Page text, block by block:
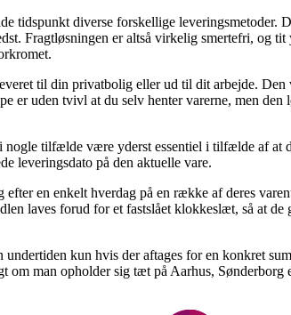
tidspunkt diverse forskellige leveringsmetoder.
Fragtløsningen er altså virkelig smertefri, og
til din privatbolig eller ud til dit arbejde.
er uden tvivl at du selv henter varerne, men
tilfælde være yderst essentiel i tilfælde af at
leveringsdato på den aktuelle vare.
efter en enkelt hverdag på en række af deres
laves forud for et fastslået klokkeslæt, så at de
undertiden kun hvis der aftages for en konkret
om man opholder sig tæt på Aarhus,